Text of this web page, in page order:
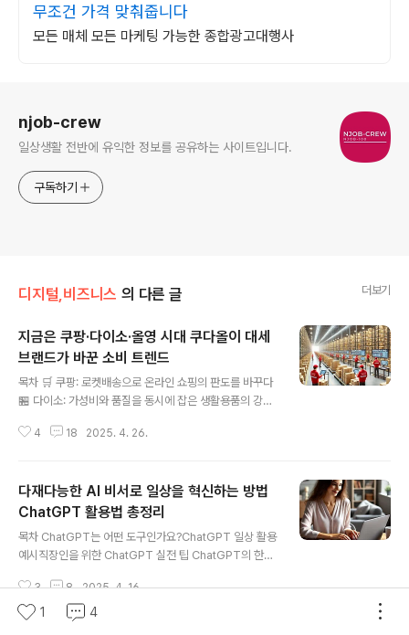
무조건 가격 맞춰줍니다
모든 매체 모든 마케팅 가능한 종합광고대행사
njob-crew
일상생활 전반에 유익한 정보를 공유하는 사이트입니다.
구독하기
디지털,비즈니스 의 다른 글 더보기
지금은 쿠팡·다이소·올영 시대 쿠다올이 대세
브랜드가 바꾼 소비 트렌드
목차 🛒 쿠팡: 로켓배송으로 온라인 쇼핑의 판도를 바꾸다
🏪 다이소: 가성비와 품질을 동시에 잡은 생활용품의 강자
패턴과 브랜드 선호도 지금 대한민국 유통시장의 대세는
을 바꾸고 있습니다. 쿠팡은 로켓배송으로 온라인 쇼핑의
새로운 기준을 세웠고, 다이소는 저렴하면서도 실용적인
제품으로 가성비를 극대화했으며, 올리브영은 트렌디한 뷰
티 제품을 한 곳에 모아 젊은 층의 사랑을 받고 있습니다.
이들의 성공은 단순한 마케팅이 아닌, 빠르게 변하는 소비
자 니즈에 대한 철저한 분석과 실천의 결과입니다.각 세대
별로 어떤 브랜드를 선호하는..
4 18 2025. 4. 26.
다재다능한 AI 비서로 일상을 혁신하는 방법
ChatGPT 활용법 총정리
목차 ChatGPT는 어떤 도구인가요?ChatGPT 일상 활용
예시직장인을 위한 ChatGPT 실전 팁 ChatGPT의 한계
이 빠르게 일상에 스며들면서, 특히 ChatGPT는 ‘일 잘하
는 사람’들의 필수 도구로 떠오르고 있습니다.2025년 현
3 8 2025. 4. 16.
1 4